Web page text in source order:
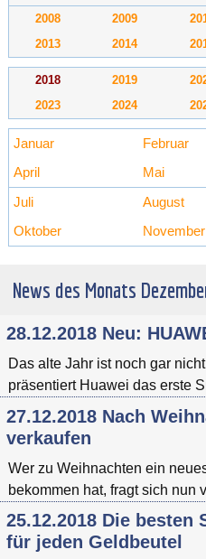
2008 2009
2013
2014
2018 2019
2023
2024
Januar Februar
April
Mai
Juli
August
Oktober
November
News des Monats
28.12.2018 Neu:
Das alte Jahr ist noch gar
präsentiert Huawei das erste
27.12.2018 Nach
verkaufen
Wer zu Weihnachten ein
bekommen hat, fragt sich nun
25.12.2018 Die besten
für jeden Geldbeutel